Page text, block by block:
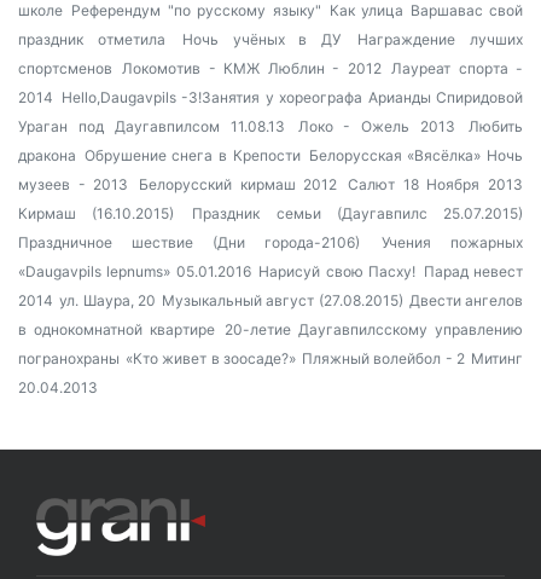
школе Референдум "по русскому языку" Как улица Варшавас свой
праздник отметила
Ночь учёных в ДУ
Награждение лучших
спортсменов
Локомотив - КМЖ Люблин - 2012 Лауреат спорта -
2014 Hello,Daugavpils -3!Занятия у хореографа Арианды Спиридовой
Ураган под Даугавпилсом 11.08.13
Локо - Ожель 2013
Любить
дракона Обрушение снега в Крепости Белорусская «Вясёлка» Ночь
музеев - 2013
Белорусский кирмаш 2012
Салют 18 Ноября 2013
Кирмаш (16.10.2015)
Праздник семьи (Даугавпилс 25.07.2015)
Праздничное шествие (Дни города-2106)
Учения пожарных
«Daugavpils lepnums» 05.01.2016 Нарисуй свою Пасху! Парад невест
2014 ул. Шаура, 20 Музыкальный август (27.08.2015) Двести ангелов
в однокомнатной квартире 20-летие Даугавпилсскому управлению
погранохраны «Кто живет в зоосаде?» Пляжный волейбол - 2 Митинг
20.04.2013